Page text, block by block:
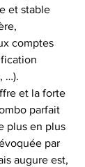
et stable
comptes
…).
et la forte
parfait
plus en plus
par
augure est,